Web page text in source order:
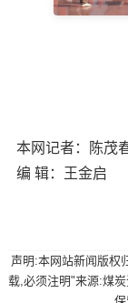
本网记者：陈茂
编 辑：王金启
声明:本网站新闻版权
载,必须注明"来源:煤